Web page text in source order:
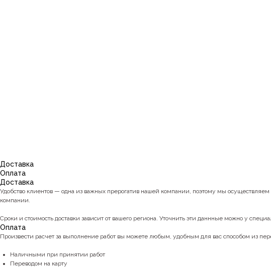
Доставка
Оплата
Доставка
Удобство клиентов — одна из важных прерогатив нашей компании, поэтому мы
компании.
Сроки и стоимость доставки зависит от вашего региона. Уточнить эти даннные можно у
Оплата
Произвести расчет за выполнение работ вы можете любым, удобным для вас способом из
Наличными при принятии работ
Переводом на карту